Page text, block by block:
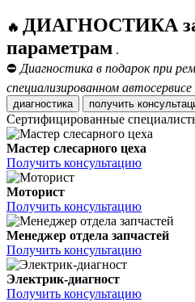
🔥 ДИАГНОСТИКА за
параметрам .
⛔ Диагностика в подарок при
специализированном
диагностика получить
Сертифицированные
Мастер слесарного цеха
Получить консультацию
Моторист
Получить консультацию
Менеджер отдела запчастей
Получить консультацию
Электрик-диагност
Получить консультацию